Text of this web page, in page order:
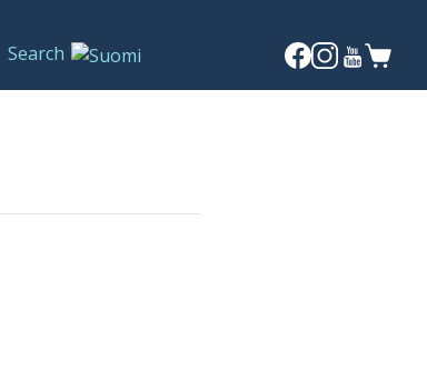
Search